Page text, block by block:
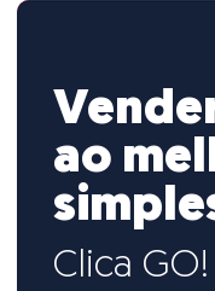
ao
Clica GO!